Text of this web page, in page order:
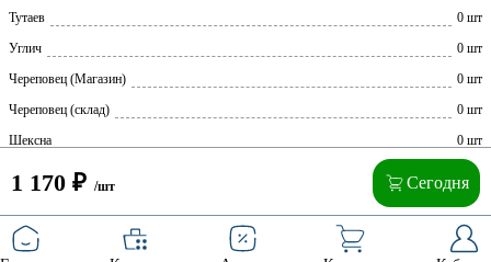
Тутаев
0 шт
Углич
0 шт
Череповец (Магазин)
0 шт
Череповец (склад)
0 шт
Шексна
0 шт
1 170 ₽ /шт Сегодня